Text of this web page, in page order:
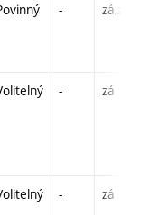
- zá,zk
- zá
- zá